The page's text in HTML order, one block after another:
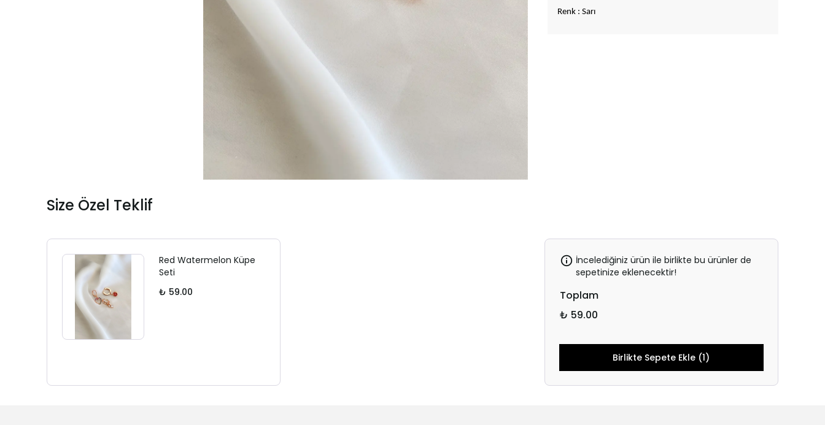
Renk : Sarı
Size Özel Teklif
Red Watermelon Küpe
Seti
₺ 59.00
İncelediğiniz ürün ile birlikte bu ürünler de
sepetinize eklenecektir!
Toplam
₺ 59.00
Birlikte Sepete Ekle (1)